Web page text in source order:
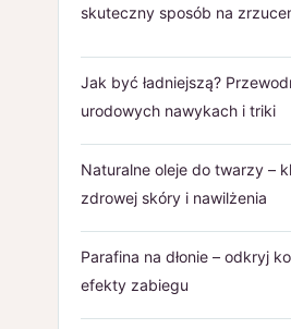
skuteczny sposób na
Jak być ładniejszą?
urodowych nawykach i triki
Naturalne oleje do twarzy –
zdrowej skóry i nawilżenia
Parafina na dłonie – odkryj
efekty zabiegu